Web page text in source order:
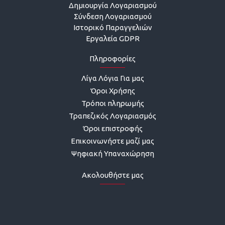
Δημιουργία Λογαριασμού
Σύνδεση Λογαριασμού
Ιστορικό Παραγγελιών
Εργαλεία GDPR
Πληροφορίες
Λίγα Λόγια Για μας
Όροι Χρήσης
Τρόποι πληρωμής
Τραπεζικός Λογαριασμός
Όροι επιστροφής
Επικοινωνήστε μαζί μας
Ψηφιακή Υπαναχώρηση
Ακολουθήστε μας